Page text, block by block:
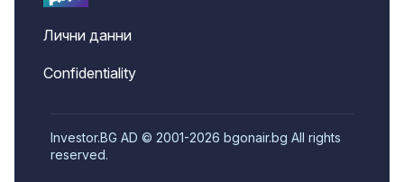
Лични данни
Confidentiality
Investor.BG AD © 2001-2026 bgonair.bg All rights
reserved.